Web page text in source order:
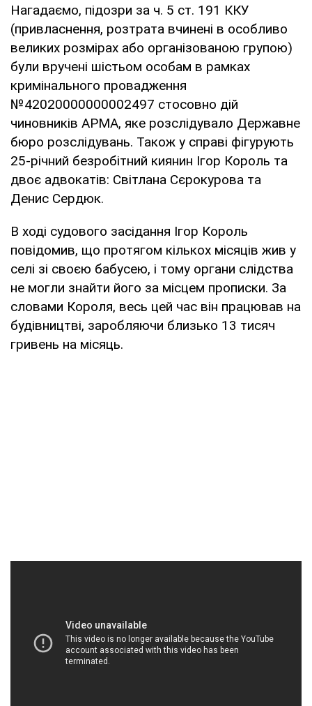
Нагадаємо, підозри за ч. 5 ст. 191 ККУ
(привласнення, розтрата вчинені в особливо
великих розмірах або організованою групою)
були вручені шістьом особам в рамках
кримінального провадження
№42020000000002497 стосовно дій
чиновників АРМА, яке розслідувало Державне
бюро розслідувань. Також у справі фігурують
25-річний безробітний киянин Ігор Король та
двоє адвокатів: Світлана Сєрокурова та
Денис Сердюк.
В ході судового засідання Ігор Король
повідомив, що протягом кількох місяців жив у
селі зі своєю бабусею, і тому органи слідства
не могли знайти його за місцем прописки. За
словами Короля, весь цей час він працював на
будівництві, заробляючи близько 13 тисяч
гривень на місяць.